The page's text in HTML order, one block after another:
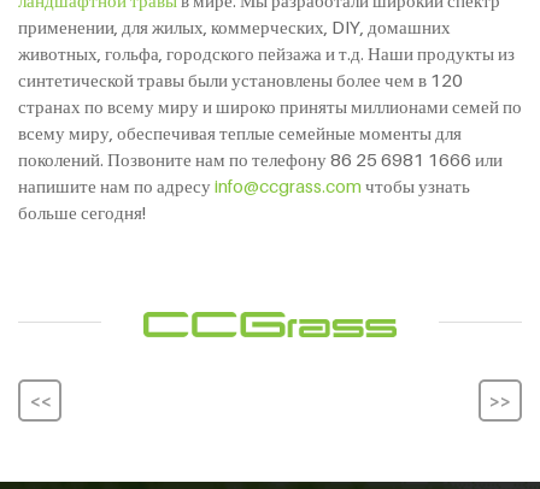
применении, для жилых, коммерческих, DIY, домашних
животных, гольфа, городского пейзажа и т.д. Наши продукты из
синтетической травы были установлены более чем в 120
странах по всему миру и широко приняты миллионами семей по
всему миру, обеспечивая теплые семейные моменты для
поколений. Позвоните нам по телефону 86 25 6981 1666 или
напишите нам по адресуinfo@ccgrass.com чтобы узнать
больше сегодня!
<< >>